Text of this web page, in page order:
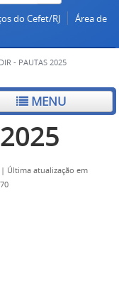
do Cefet/RJ
Área de
- PAUTAS 2025
MENU
| Última atualização em